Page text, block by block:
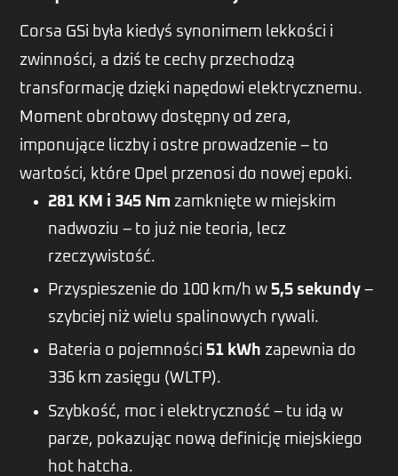
Corsa GSi była kiedyś synonimem lekkości i
zwinności, a dziś te cechy przechodzą
transformację dzięki napędowi elektrycznemu.
Moment obrotowy dostępny od zera,
imponujące liczby i ostre prowadzenie – to
wartości, które Opel przenosi do nowej epoki.
281 KM i 345 Nm zamknięte w miejskim
nadwoziu – to już nie teoria, lecz
rzeczywistość.
Przyspieszenie do 100 km/h w5,5 sekundy –
szybciej niż wielu spalinowych rywali.
Bateria o pojemności51 kWh zapewnia do
336 km zasięgu (WLTP).
Szybkość, moc i elektryczność – tu idą w
parze, pokazując nową definicję miejskiego
hot hatcha.